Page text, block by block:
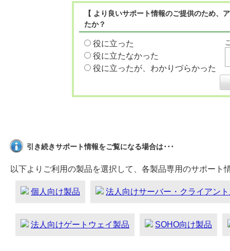
【 より良いサポート情報のご提供のため
たか？
役に立った
役に立たなかった
役に立ったが、わかりづらかった
引き続きサポート情報をご覧になる場合は･･･
以下よりご利用の製品を選択して、各製品専用のサポート
個人向け製品 法人向けサーバー・クライアン
法人向けゲートウェイ製品 SOHO向け製品